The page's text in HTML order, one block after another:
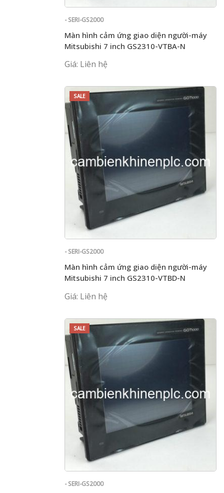
- SERI-GS2000
Màn hình cảm ứng giao diện người-máy
Mitsubishi 7 inch GS2310-VTBA-N
Giá: Liên hệ
SALE
- SERI-GS2000
Màn hình cảm ứng giao diện người-máy
Mitsubishi 7 inch GS2310-VTBD-N
Giá: Liên hệ
SALE
- SERI-GS2000